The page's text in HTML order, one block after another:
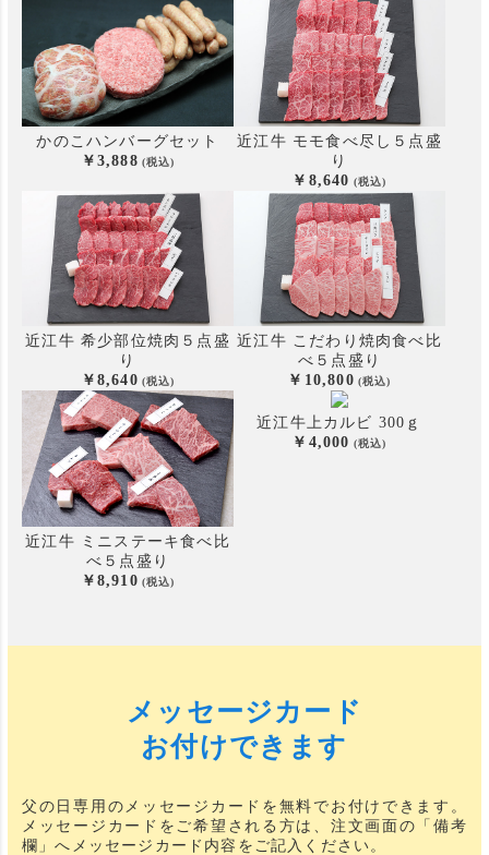
かのこハンバーグセット
3,888
近江牛 モモ食べ尽し５点盛
り
8,640
近江牛 希少部位焼肉５点盛
り
8,640
近江牛 こだわり焼肉食べ比
べ ５点盛り
10,800
近江牛 ミニステーキ食べ比
べ ５点盛り
8,910
近江牛上カルビ 300ｇ
4,000
メッセージカード
お付けできます
父の日専用のメッセージカードを無料でお付けできます。
メッセージカードをご希望される方は、注文画面の「備考
欄」へメッセージカード内容をご記入ください。